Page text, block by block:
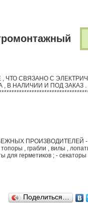
ЧТО СВЯЗАНО С
В НАЛИЧИИ И ПОД ЗАКАЗ .
ПРОИЗВОДИТЕЛЕЙ -
, грабли , вилы ,
для герметиков ; - секаторы
Поделиться…